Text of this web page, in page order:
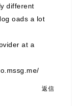
different
oads a lot
at a
返信